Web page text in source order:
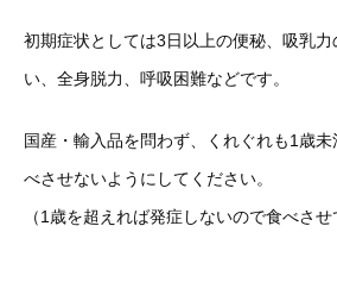
初期症状としては3日以上の便秘、吸乳
い、全身脱力、呼吸困難などです。
国産・輸入品を問わず、くれぐれも1歳
べさせないようにしてください。
（1歳を超えれば発症しないので食べさせ